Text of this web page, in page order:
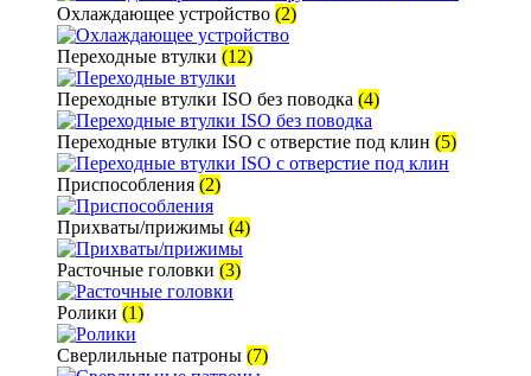
Охлаждающее устройство (2)
Переходные втулки (12)
Переходные втулки ISO без поводка (4)
Переходные втулки ISO с отверстие под клин (5)
Приспособления (2)
Прихваты/прижимы (4)
Расточные головки (3)
Ролики (1)
Сверлильные патроны (7)